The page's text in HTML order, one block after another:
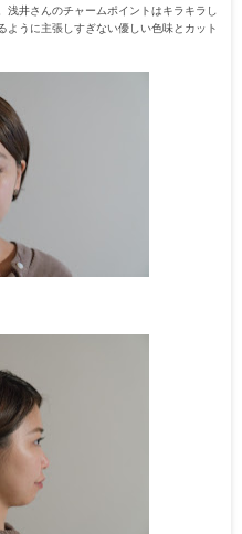
井さんのチャームポイントはキラキラし
ように主張しすぎない優しい色味とカット